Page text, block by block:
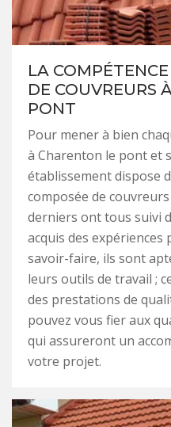
LA
DE COUVREURS
PONT
Pour mener à bien
à Charenton le pont et
établissement dispose
composée de
derniers ont tous suivi
acquis des
savoir-faire, ils sont
leurs outils de travail ;
des prestations de
pouvez vous fier aux
qui assureront un
votre projet.